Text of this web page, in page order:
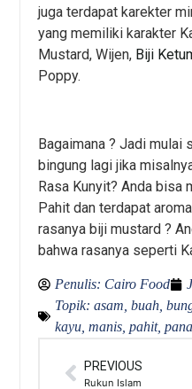
juga terdapat karekter
yang memiliki karakter
Mustard, Wijen, Biji
Poppy.
Bagaimana ? Jadi mulai
bingung lagi jika
Rasa Kunyit? Anda bisa
Pahit dan terdapat
rasanya biji mustard ?
bahwa rasanya seperti
Penulis: Cairo Food
Topik: asam ,buah ,
kayu ,manis ,pahit,
PREVIOUS
Rukun Islam